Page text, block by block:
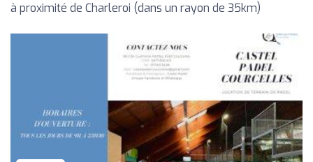
à proximité de Charleroi (dans un rayon de 35km)